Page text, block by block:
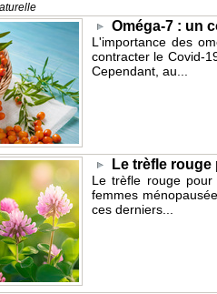
Oméga-7 : un
L'importance des
contracter le Covid-
Cependant, au...
Le trèfle
Le trèfle rouge pour
femmes
ces derniers...